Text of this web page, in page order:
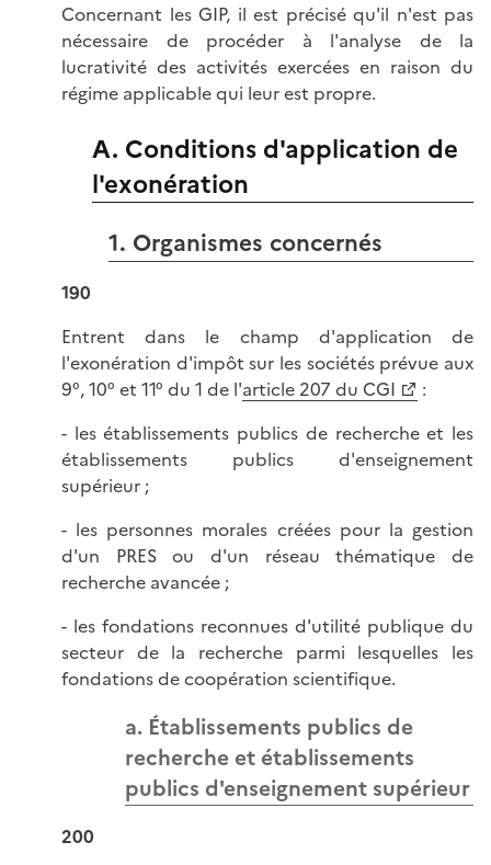
Concernant les GIP, il est précisé qu'il n'est pas
nécessaire de procéder à l'analyse de la
lucrativité des activités exercées en raison du
régime applicable qui leur est propre.
A. Conditions d'application de
l'exonération
1. Organismes concernés
190
Entrent dans le champ d'application de
l'exonération d'impôt sur les sociétés prévue aux
9°, 10° et 11° du 1 de l'article 207 du CGI
:
- les établissements publics de recherche et les
établissements publics d'enseignement
supérieur ;
- les personnes morales créées pour la gestion
d'un PRES ou d'un réseau thématique de
recherche avancée ;
- les fondations reconnues d'utilité publique du
secteur de la recherche parmi lesquelles les
fondations de coopération scientifique.
a. Établissements publics de
recherche et établissements
publics d'enseignement supérieur
200